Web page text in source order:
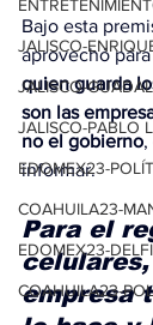
JALISCO-
JALISCO-
JALISCO-PABLO
EDOMEX23-
COAHUILA23-
EDOMEX23-
COAHUILA23-
Bajo esta
aprovechó
quien guarda
son las
no el gobierno,
informar.
Para el
empresa